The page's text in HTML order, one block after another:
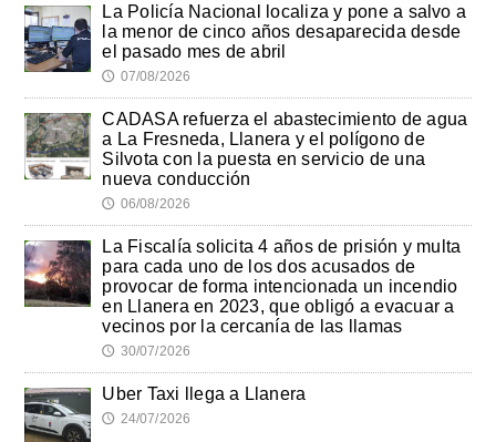
La Policía Nacional localiza y pone a salvo a
la menor de cinco años desaparecida desde
el pasado mes de abril
🕔 07/08/2026
CADASA refuerza el abastecimiento de agua
a La Fresneda, Llanera y el polígono de
Silvota con la puesta en servicio de una
nueva conducción
🕔 06/08/2026
La Fiscalía solicita 4 años de prisión y multa
para cada uno de los dos acusados de
provocar de forma intencionada un incendio
en Llanera en 2023, que obligó a evacuar a
vecinos por la cercanía de las llamas
🕔 30/07/2026
Uber Taxi llega a Llanera
🕔 24/07/2026